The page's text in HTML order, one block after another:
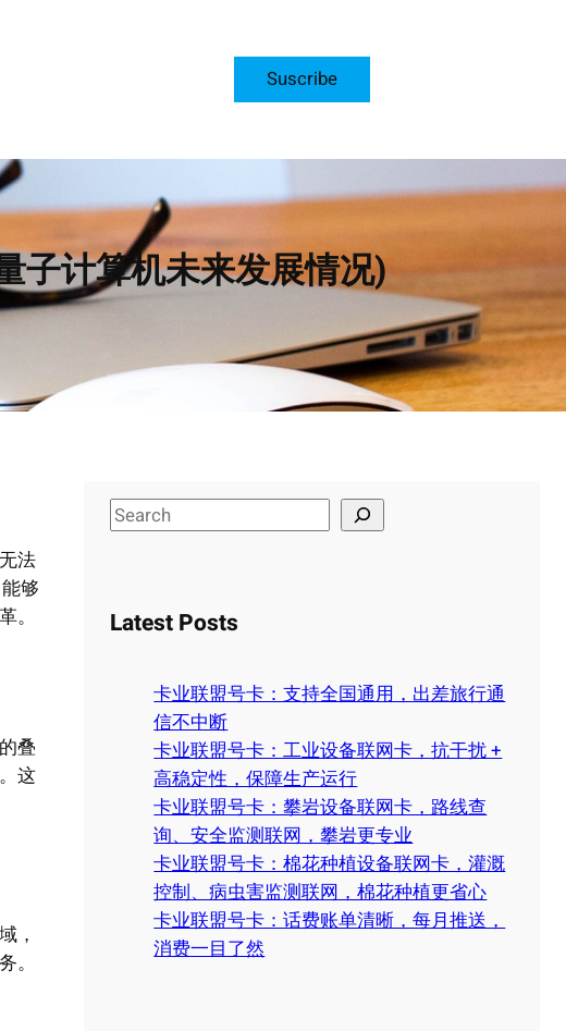
Suscribe
子计算机未来发展情况)
法
够
。
叠
这
，
。
S
e
c
Latest Posts
卡业联盟号卡：支持全国通用，出差旅行通
信不中断
卡业联盟号卡：工业设备联网卡，抗干扰 +
高稳定性，保障生产运行
卡业联盟号卡：攀岩设备联网卡，路线查
询、安全监测联网，攀岩更专业
卡业联盟号卡：棉花种植设备联网卡，灌溉
控制、病虫害监测联网，棉花种植更省心
卡业联盟号卡：话费账单清晰，每月推送，
消费一目了然